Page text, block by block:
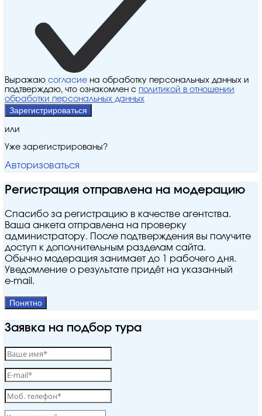
Выражаю согласие на обработку персональных данных и
подтверждаю, что ознакомлен с политикой в отношении
обработки персональных данных
Зарегистрироваться
или
Уже зарегистрированы?
Авторизоваться
Регистрация отправлена на модерацию
Спасибо за регистрацию в качестве агентства.
Ваша анкета отправлена на проверку
администратору. После подтверждения вы получите
доступ к дополнительным разделам сайта.
Обычно модерация занимает до 1 рабочего дня.
Уведомление о результате придёт на указанный
e‑mail.
Понятно
Заявка на подбор тура